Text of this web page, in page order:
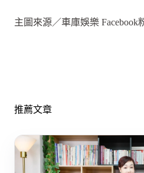
主圖來源／車庫娛樂 Facebook
推薦文章